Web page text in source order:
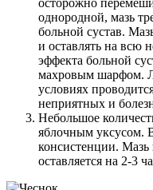
осторожно
однородной, мазь
больной сустав.
и оставлять на всю
эффекта больной
махровым шарфом.
условиях
неприятных и
Небольшое
яблочным уксусом.
консистенции. Мазь
оставляется на 2-3